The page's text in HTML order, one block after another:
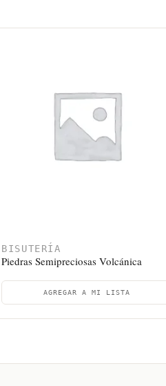
BISUTERÍA
Piedras Semipreciosas Volcánica
AGREGAR A MI LISTA